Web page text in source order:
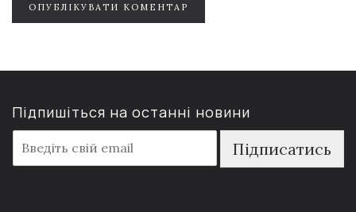
ОПУБЛІКУВАТИ КОМЕНТАР
Підпишіться на останні новини
m
a
Підписатись